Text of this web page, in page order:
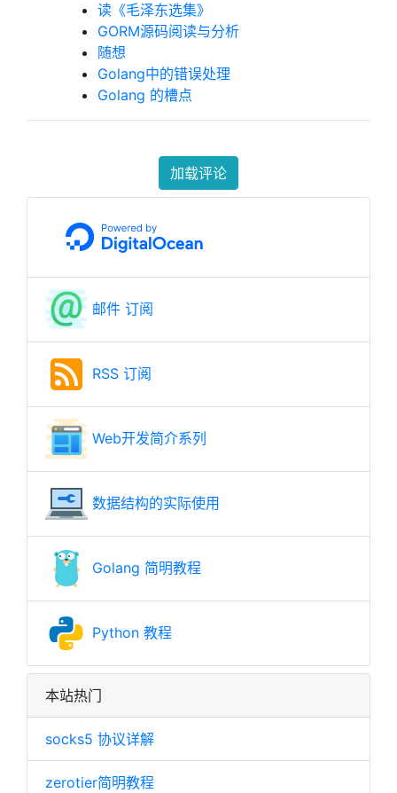
读《毛泽东选集》
GORM源码阅读与分析
随想
Golang中的错误处理
Golang 的槽点
加载评论
邮件 订阅
RSS 订阅
Web开发简介系列
数据结构的实际使用
Golang 简明教程
Python 教程
本站热门
socks5 协议详解
zerotier简明教程